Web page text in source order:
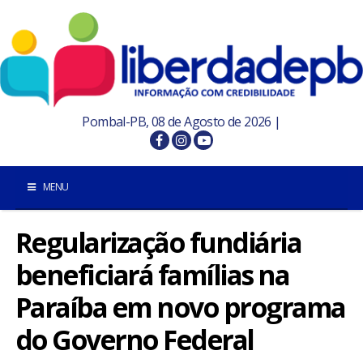
Pombal-PB, 08 de Agosto de 2026 |
MENU
POMBAL E REGIÃO
Regularização fundiária
beneficiará famílias na
Paraíba em novo programa
do Governo Federal